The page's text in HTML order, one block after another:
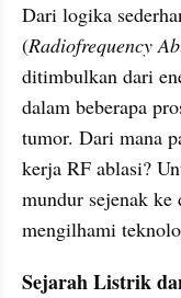
Dari logika
(Radiofrequency
ditimbulkan dari
dalam beberapa
tumor. Dari mana
kerja RF ablasi?
mundur sejenak ke
mengilhami
Sejarah Listrik